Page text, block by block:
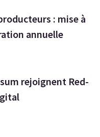
: mise à
annuelle
rejoignent Red-